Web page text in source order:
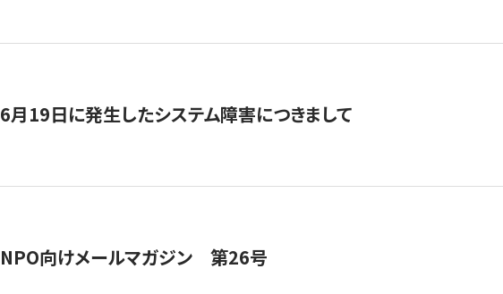
6月19日に発生したシステム障害につきまして
NPO向けメールマガジン 第26号